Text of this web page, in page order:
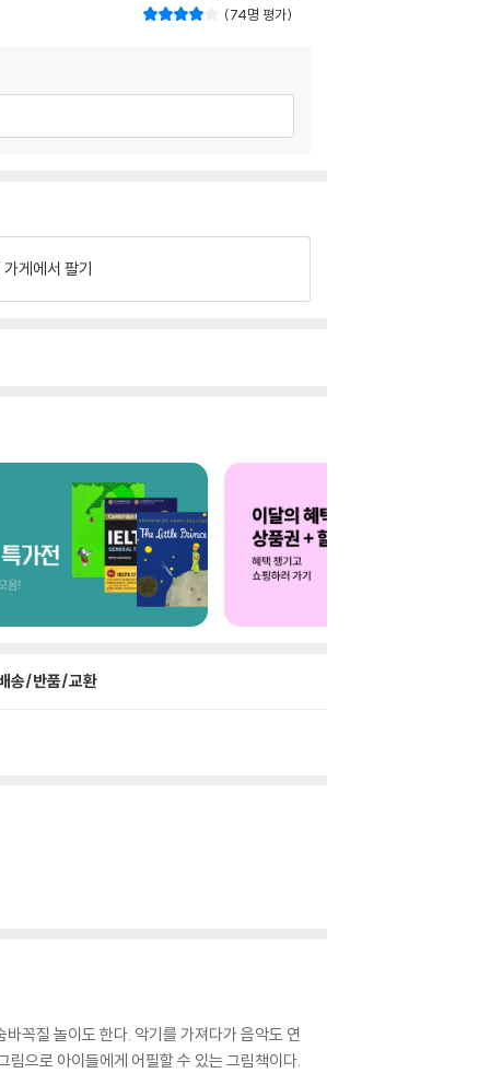
74명 평가
가게에서 팔기
송/반품/교환
꼭질 놀이도 한다. 악기를 가져다가 음악도 연
림으로 아이들에게 어필할 수 있는 그림책이다.